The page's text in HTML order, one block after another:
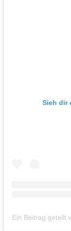
Sieh dir
Ein Beitrag geteilt